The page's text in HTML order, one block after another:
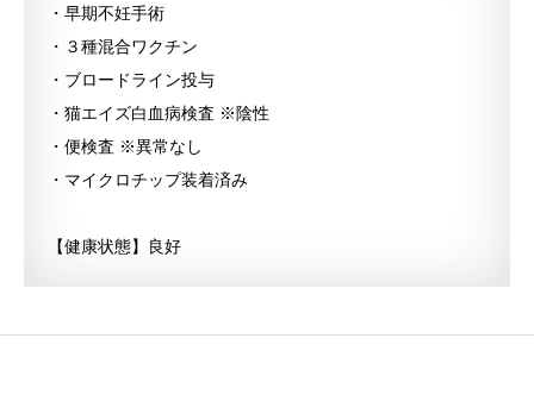
・早期不妊手術
・３種混合ワクチン
・ブロードライン投与
・猫エイズ白血病検査 ※陰性
・便検査 ※異常なし
・マイクロチップ装着済み
【健康状態】良好